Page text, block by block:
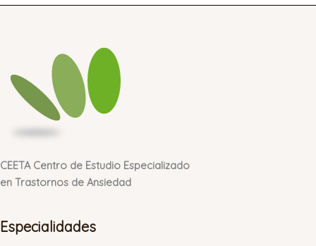
CEETA Centro de Estudio Especializado
en Trastornos de Ansiedad
Especialidades